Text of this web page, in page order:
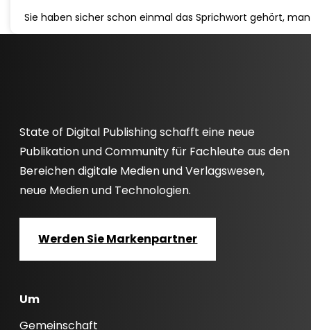
Sie haben sicher schon einmal das Sprichwort gehört,
State of Digital Publishing schafft eine neue
Publikation und Community für Fachleute aus den
Bereichen digitale Medien und Verlagswesen,
neue Medien und Technologien.
Werden Sie Markenpartner
Um
Gemeinschaft